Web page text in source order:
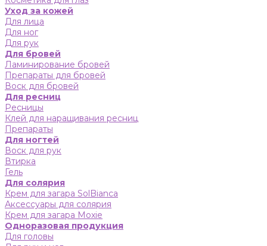
Уход за кожей
Для лица
Для ног
Для рук
Для бровей
Ламинирование бровей
Препараты для бровей
Воск для бровей
Для ресниц
Ресницы
Клей для наращивания ресниц
Препараты
Для ногтей
Воск для рук
Втирка
Гель
Для солярия
Крем для загара SolBianca
Аксессуары для солярия
Крем для загара Moxie
Одноразовая продукция
Для головы